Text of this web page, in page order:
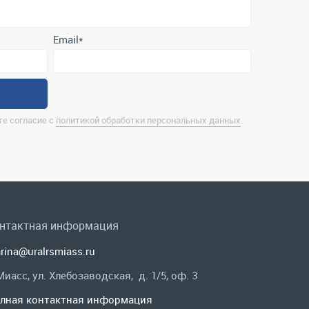
информация
ул. Хлебозаводская, д. 1/5, оф. 3
контактная информация